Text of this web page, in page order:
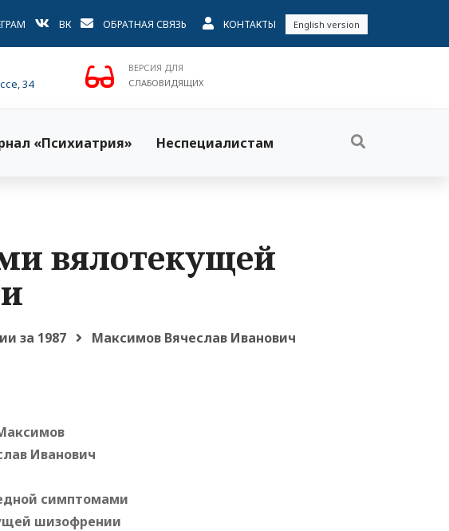
ВК ОБРАТНАЯ СВЯЗЬ КОНТАКТЫ English version
34
ВЕРСИЯ ДЛЯ
СЛАБОВИДЯЩИХ
«Психиатрия» Неспециалистам
вялотекущей
за 1987 Максимов Вячеслав Иванович
Иванович
симптомами
шизофрении